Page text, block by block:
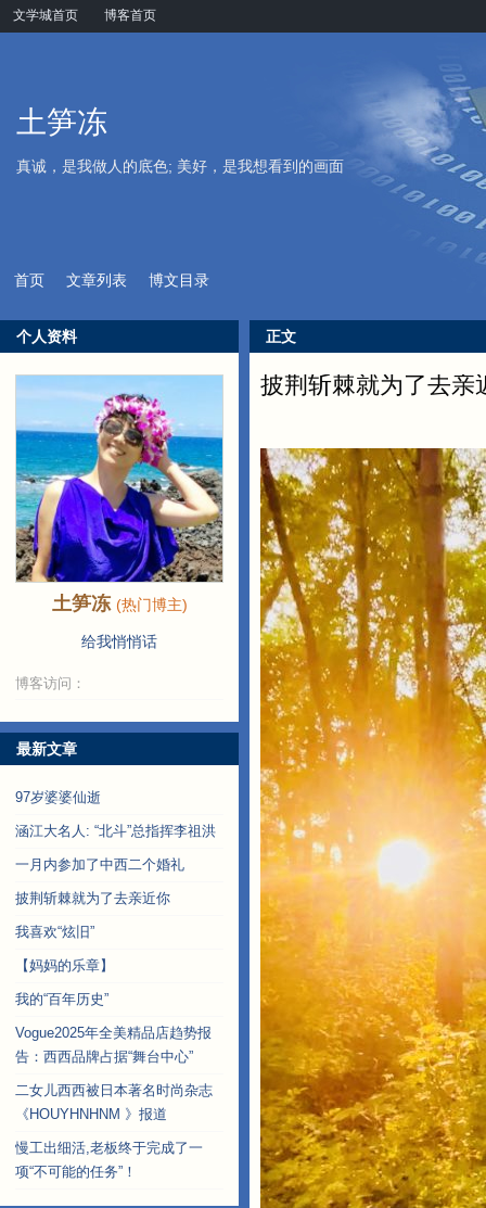
文学城首页 博客首页
土笋冻
真诚，是我做人的底色; 美好，是我想看到的画面
首页 文章列表 博文目录
个人资料
土笋冻 (热门博主)
给我悄悄话
博客访问：
最新文章
97岁婆婆仙逝
涵江大名人: “北斗”总指挥李祖洪
一月内参加了中西二个婚礼
披荆斩棘就为了去亲近你
我喜欢“炫旧”
【妈妈的乐章】
我的“百年历史”
Vogue2025年全美精品店趋势报
告：西西品牌占据“舞台中心”
二女儿西西被日本著名时尚杂志
《HOUYHNHNM 》报道
慢工出细活,老板终于完成了一
项“不可能的任务”！
正文
披荆斩棘就为了去亲